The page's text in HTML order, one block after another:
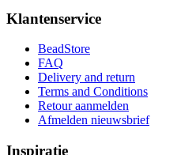
Klantenservice
BeadStore
FAQ
Delivery and return
Terms and Conditions
Retour aanmelden
Afmelden nieuwsbrief
Inspiratie